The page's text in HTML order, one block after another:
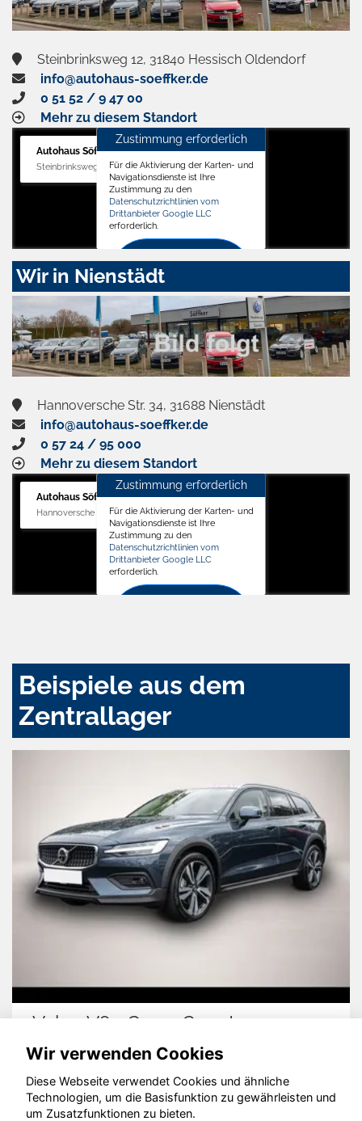
Steinbrinksweg 12, 31840 Hessisch Oldendorf
info@autohaus-soeffker.de
0 51 52 / 9 47 00
Mehr zu diesem Standort
Autohaus Söffker GmbH
Steinbrinksweg 12, 31840 Hessisch Oldendorf
Zustimmung erforderlich
Für die Aktivierung der Karten- und
Navigationsdienste ist Ihre
Zustimmung zu den
Datenschutzrichtlinien vom
Drittanbieter Google LLC
erforderlich.
Zustimmen
aktivieren
Wir in Nienstädt
Hannoversche Str. 34, 31688 Nienstädt
info@autohaus-soeffker.de
0 57 24 / 95 000
Mehr zu diesem Standort
Autohaus Söffker GmbH
Hannoversche Str. 34, 31688 Nienstädt
Zustimmung erforderlich
Für die Aktivierung der Karten- und
Navigationsdienste ist Ihre
Zustimmung zu den
Datenschutzrichtlinien vom
Drittanbieter Google LLC
erforderlich.
Beispiele aus dem
Zentrallager
Volvo V60 Cross Country
© konjunkturmotor.de GmbH 2020 - 2026
Wir verwenden Cookies
Diese Webseite verwendet Cookies und ähnliche
Technologien, um die Basisfunktion zu gewährleisten und
um Zusatzfunktionen zu bieten.